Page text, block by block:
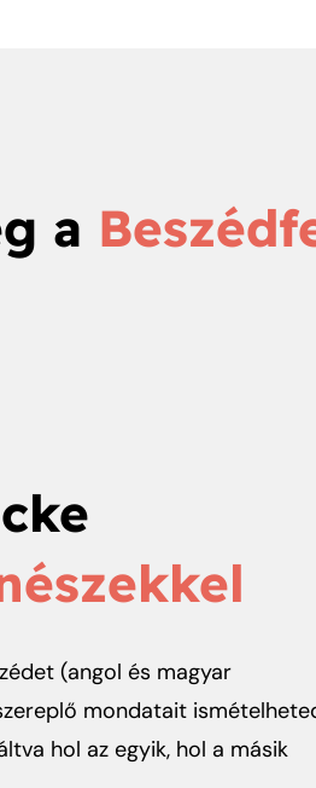
a
(angol és magyar
mondatait
hol az egyik, hol a másik